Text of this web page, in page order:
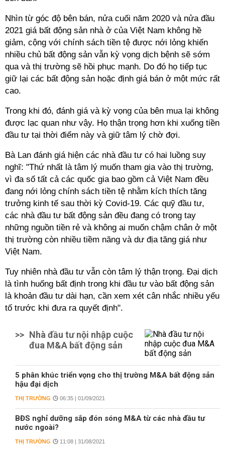
Nhìn từ góc độ bên bán, nửa cuối năm 2020 và nửa đầu
2021 giá bất động sản nhà ở của Việt Nam không hề
giảm, cộng với chính sách tiền tệ được nới lỏng khiến
nhiều chủ bất động sản vẫn kỳ vọng dịch bệnh sẽ sớm
qua và thị trường sẽ hồi phục mạnh. Do đó họ tiếp tục
giữ lại các bất động sản hoặc định giá bán ở một mức rất
cao.
Trong khi đó, đánh giá và kỳ vọng của bên mua lại không
được lạc quan như vậy. Họ thận trọng hơn khi xuống tiền
đầu tư tại thời điểm này và giữ tâm lý chờ đợi.
Bà Lan đánh giá hiện các nhà đầu tư có hai luồng suy
nghĩ: "Thứ nhất là tâm lý muốn tham gia vào thị trường,
vì đa số tất cả các quốc gia bao gồm cả Việt Nam đều
đang nới lỏng chính sách tiền tệ nhằm kích thích tăng
trưởng kinh tế sau thời kỳ Covid-19. Các quỹ đầu tư,
các nhà đầu tư bất động sản đều đang có trong tay
những nguồn tiền rẻ và không ai muốn chậm chân ở một
thị trường còn nhiều tiềm năng và dư địa tăng giá như
Việt Nam.
Tuy nhiên nhà đầu tư vẫn còn tâm lý thận trọng. Đại dịch
là tình huống bất định trong khi đầu tư vào bất động sản
là khoản đầu tư dài hạn, cần xem xét cân nhắc nhiều yếu
tố trước khi đưa ra quyết định".
>> Nhà đầu tư nội nhập cuộc
đua M&A bất động sản
5 phân khúc triển vọng cho thị trường M&A bất động sản
hậu đại dịch
THỊ TRƯỜNG 06:35 | 01/09/2021
BĐS nghỉ dưỡng sắp đón sóng M&A từ các nhà đầu tư
nước ngoài?
THỊ TRƯỜNG 11:08 | 31/08/2021